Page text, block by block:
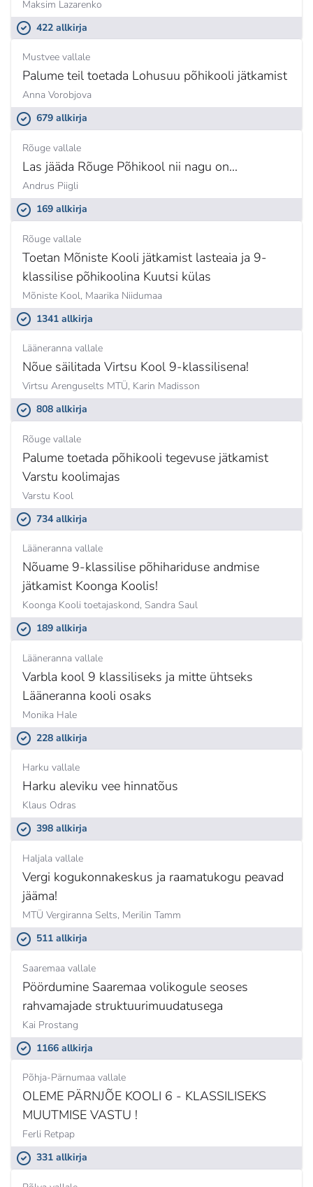
Maksim Lazarenko
422 allkirja
Mustvee vallale
Palume teil toetada Lohusuu põhikooli jätkamist
Anna Vorobjova
679 allkirja
Rõuge vallale
Las jääda Rõuge Põhikool nii nagu on...
Andrus Piigli
169 allkirja
Rõuge vallale
Toetan Mõniste Kooli jätkamist lasteaia ja 9-
klassilise põhikoolina Kuutsi külas
Mõniste Kool, Maarika Niidumaa
1341 allkirja
Lääneranna vallale
Nõue säilitada Virtsu Kool 9-klassilisena!
Virtsu Arenguselts MTÜ, Karin Madisson
808 allkirja
Rõuge vallale
Palume toetada põhikooli tegevuse jätkamist
Varstu koolimajas
Varstu Kool
734 allkirja
Lääneranna vallale
Nõuame 9-klassilise põhihariduse andmise
jätkamist Koonga Koolis!
Koonga Kooli toetajaskond, Sandra Saul
189 allkirja
Lääneranna vallale
Varbla kool 9 klassiliseks ja mitte ühtseks
Lääneranna kooli osaks
Monika Hale
228 allkirja
Harku vallale
Harku aleviku vee hinnatõus
Klaus Odras
398 allkirja
Haljala vallale
Vergi kogukonnakeskus ja raamatukogu peavad
jääma!
MTÜ Vergiranna Selts, Merilin Tamm
511 allkirja
Saaremaa vallale
Pöördumine Saaremaa volikogule seoses
rahvamajade struktuurimuudatusega
Kai Prostang
1166 allkirja
Põhja-Pärnumaa vallale
OLEME PÄRNJÕE KOOLI 6 - KLASSILISEKS
MUUTMISE VASTU !
Ferli Retpap
331 allkirja